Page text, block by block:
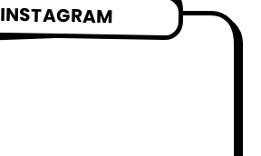
INSTAGRAM